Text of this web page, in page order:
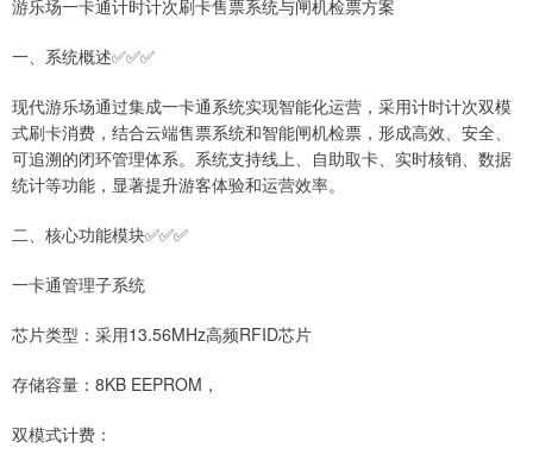
游乐场一卡通计时计次刷卡售票系统与闸机检票方案
一、系统概述✅✅✅
现代游乐场通过集成一卡通系统实现智能化运营，采用计时计次双模
式刷卡消费，结合云端售票系统和智能闸机检票，形成高效、安全、
可追溯的闭环管理体系。系统支持线上、自助取卡、实时核销、数据
统计等功能，显著提升游客体验和运营效率。
二、核心功能模块✅✅✅
一卡通管理子系统
芯片类型：采用13.56MHz高频RFID芯片
存储容量：8KB EEPROM，
双模式计费：